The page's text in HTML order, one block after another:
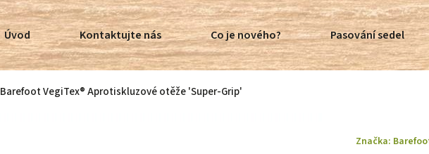
Úvod Kontaktujte nás Co je nového? Pasování sedel
Barefoot VegiTex® Aprotiskluzové otěže 'Super-Grip'
Značka: